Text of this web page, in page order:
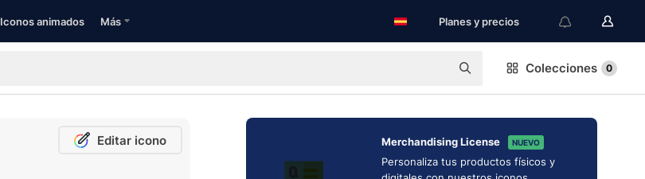
Iconos animados Más Planes y precios
Colecciones 0
Editar icono Merchandising License NUEVO
Personaliza tus productos físicos y